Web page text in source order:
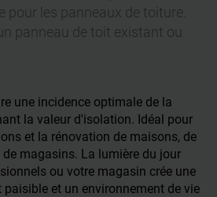
pour les panneaux de toiture.
panneau de toit existant ou
une incidence optimale de la
la valeur d'isolation. Idéal pour
et la rénovation de maisons, de
magasins. La lumière du jour
ou votre magasin crée une
et un environnement de vie